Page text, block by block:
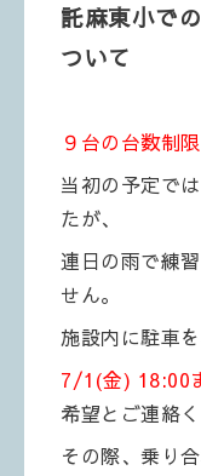
託麻東小で
ついて
９台の台数制限
当初の予定で
たが、
連日の雨で練
せん。
施設内に駐車
7/1(金) 18:00
希望とご連絡く
その際、乗り